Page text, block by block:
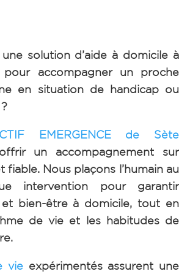
solution d’aide à domicile à
pour accompagner un proche
en situation de handicap ou
EMERGENCE de Sète
un accompagnement sur
fiable. Nous plaçons l’humain au
intervention pour garantir
bien-être à domicile, tout en
de vie et les habitudes de
vie expérimentés assurent une